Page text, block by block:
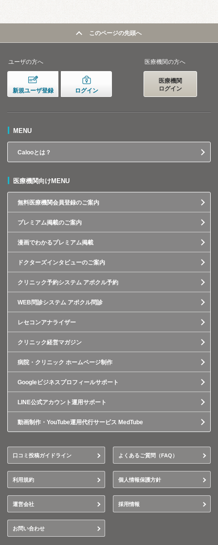
このページの先頭へ
ユーザの方へ
新規ユーザ登録 ログイン
医療機関の方へ
医療機関
ログイン
MENU
Calooとは？
医療機関向けMENU
無料医療機関会員登録のご案内
プレミアム掲載のご案内
漫画でわかるプレミアム掲載
ドクターズインタビューのご案内
クリニック予約システム アポクル予約
WEB問診システム アポクル問診
レセコンアナライザー
クリニック経営マガジン
病院・クリニック ホームページ制作
Googleビジネスプロフィールサポート
LINE公式アカウント運用サポート
動画制作・YouTube運用代行サービス MedTube
口コミ投稿ガイドライン よくあるご質問（FAQ）
利用規約 個人情報保護方針
運営会社 採用情報
お問い合わせ